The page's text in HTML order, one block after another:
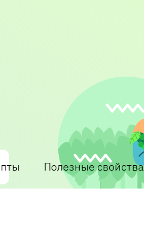
Полезные свойства